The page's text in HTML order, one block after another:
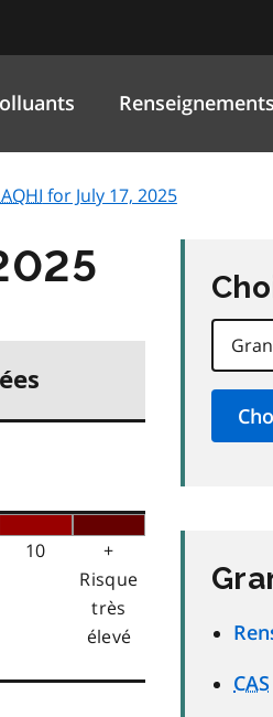
Renseignements
AQHI for July 17, 2025
10
+
Risque
très
élevé
CAS